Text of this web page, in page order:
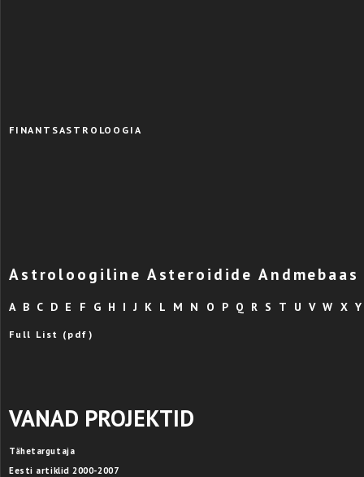
FINANTSASTROLOOGIA
Astroloogiline Asteroidide Andmebaas
A B C D E F G H I J K L M N O P Q R S T U V W X Y
Full List (pdf)
VANAD PROJEKTID
Tähetargutaja
Eesti artiklid 2000-2007